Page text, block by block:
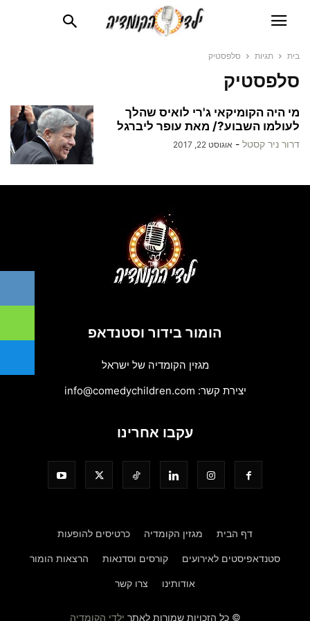
בית תגיות סלפסטיק
סלפסטיק
מי היה הקומיקאי ג'רי לואיס שהלך
לעולמו השבוע?/ מאת עופר ליברגל
דרור ניר קסטל - אוגוסט 22, 2017
הומור בידור וסטנדאפ
מגזין הקומדיה של ישראל
יצירת קשר: info@comedychildren.com
עקבו אחרינו
דף הבית מגזין הקומדיה כרטיסים להופעות
סטנדאפיסטים לאירועים קורסים וסדנאות הרצאות הומור
אודותינו צרו קשר
© כל הזכויות שמורות לאתר ילדי הקומדיה